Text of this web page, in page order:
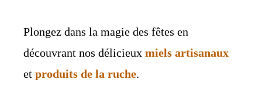
Plongez dans la magie des fêtes en
découvrant nos délicieux miels artisanaux
et produits de la ruche.